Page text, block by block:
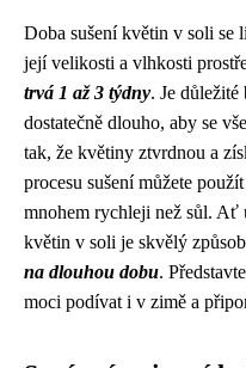
Doba sušení květin v soli se
její velikosti a vlhkosti
trvá 1 až 3 týdny. Je
dostatečně dlouho, aby se
tak, že květiny ztvrdnou a
procesu sušení můžete použít
mnohem rychleji než sůl. Ať
květin v soli je skvělý
na dlouhou dobu.
moci podívat i v zimě a